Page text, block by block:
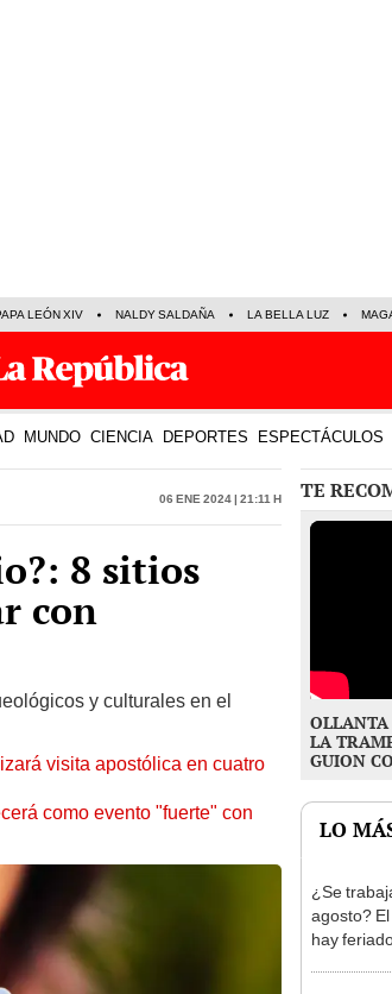
LEÓN XIV NALDY SALDAÑA LA BELLA LUZ
MUNDO CIENCIA DEPORTES ESPECTÁCULOS
06 Ene 2024 | 21:11 h
8 sitios
con
y culturales en el
visita apostólica en cuatro
como evento "fuerte" con
TE
LA
GUION
LO
¿Se
agosto?
hay